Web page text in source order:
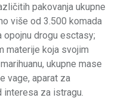
pakovanja ukupne
više od 3.500 komada
drogu esctasy;
materije koja svojim
ukupne mase
vage, aparat za
za istragu.